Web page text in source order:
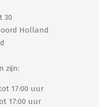
30
Holland
zijn:
17:00 uur
17:00 uur